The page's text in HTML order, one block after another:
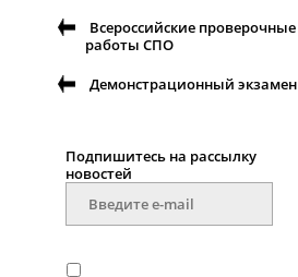
Всероссийские проверочные
работы СПО
Демонстрационный экзамен
Подпишитесь на рассылку
новостей